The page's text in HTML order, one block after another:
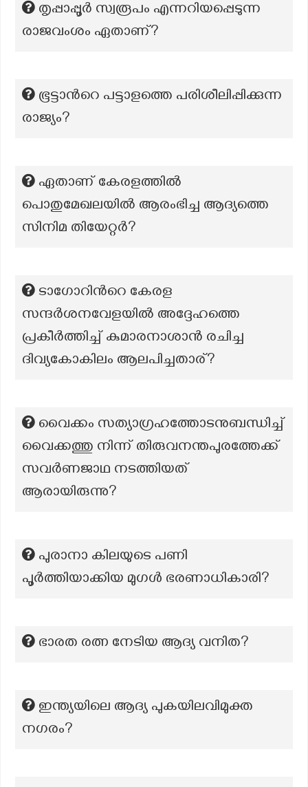
തൃപ്പാപ്പൂർ സ്വരൂപം എന്നറിയപ്പെടുന്ന
രാജവംശം ഏതാണ്?
ഭൂട്ടാന്‍റെ പട്ടാളത്തെ പരിശീലിപ്പിക്കുന്ന
രാജ്യം?
ഏതാണ് കേരളത്തിൽ
പൊതുമേഖലയിൽ ആരംഭിച്ച ആദ്യത്തെ
സിനിമ തിയേറ്റർ?
ടാഗോറിൻറെ കേരള
സന്ദർശനവേളയിൽ അദ്ദേഹത്തെ
പ്രകീർത്തിച്ച് കുമാരനാശാൻ രചിച്ച
ദിവ്യകോകിലം ആലപിച്ചതാര്?
വൈക്കം സത്യാഗ്രഹത്തോടനുബന്ധിച്ച്
വൈക്കത്തു നിന്ന് തിരുവനന്തപുരത്തേക്ക്
സവർണജാഥ നടത്തിയത്
ആരായിരുന്നു?
പുരാനാ കിലയുടെ പണി
പൂർത്തിയാക്കിയ മുഗൾ ഭരണാധികാരി?
ഭാരത രത്ന നേടിയ ആദ്യ വനിത?
ഇന്ത്യയിലെ ആദ്യ പുകയിലവിമുക്ത
നഗരം?